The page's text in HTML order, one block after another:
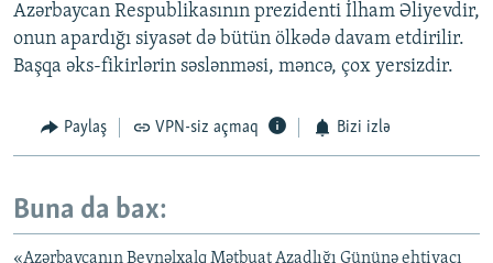
Azərbaycan Respublikasının prezidenti İlham Əliyevdir,
onun apardığı siyasət də bütün ölkədə davam etdirilir.
Başqa əks-fikirlərin səslənməsi, məncə, çox yersizdir.
Paylaş VPN-siz açmaq Bizi izlə
Buna da bax:
«Azərbaycanın Beynəlxalq Mətbuat Azadlığı Gününə ehtiyacı